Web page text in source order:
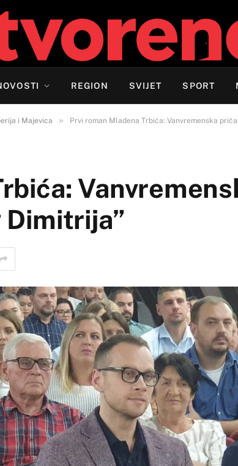
REGION SVIJET SPORT
i Majevica » Prvi roman Mladena Trbića: Vanvremenska
Dimitrija”